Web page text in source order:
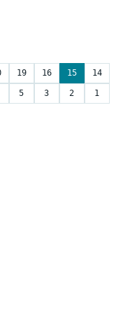
19 16 15 14
5 3 2 1